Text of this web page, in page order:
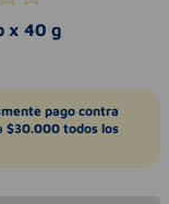
x 40 g
pago contra
$30.000 todos los